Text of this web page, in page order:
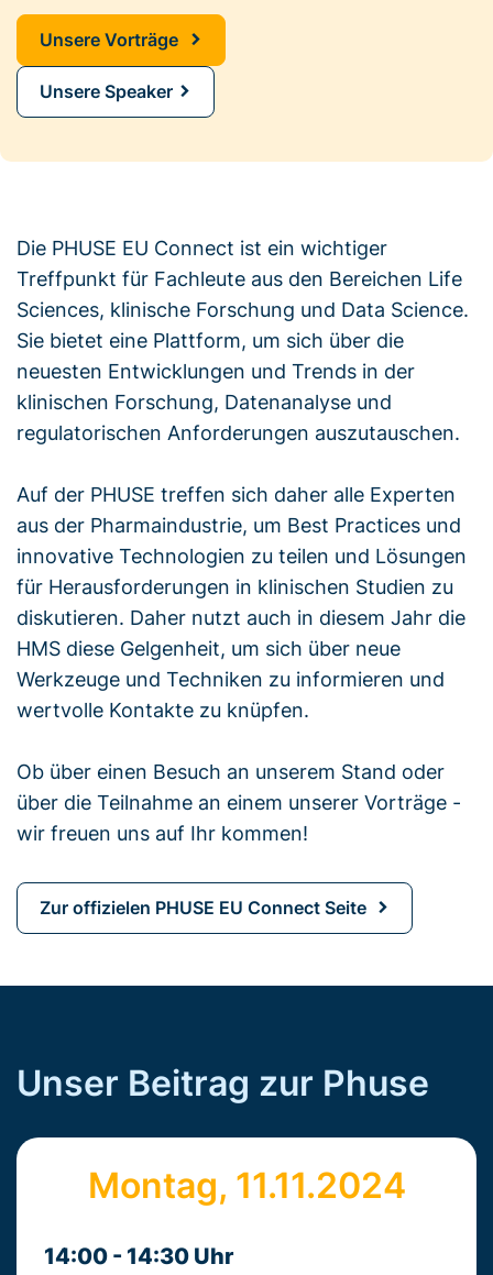
Unsere Vorträge
Unsere Speaker
Die PHUSE EU Connect ist ein wichtiger
Treffpunkt für Fachleute aus den Bereichen Life
Sciences, klinische Forschung und Data Science.
Sie bietet eine Plattform, um sich über die
neuesten Entwicklungen und Trends in der
klinischen Forschung, Datenanalyse und
regulatorischen Anforderungen auszutauschen.
Auf der PHUSE treffen sich daher alle Experten
aus der Pharmaindustrie, um Best Practices und
innovative Technologien zu teilen und Lösungen
für Herausforderungen in klinischen Studien zu
diskutieren. Daher nutzt auch in diesem Jahr die
HMS diese Gelgenheit, um sich über neue
Werkzeuge und Techniken zu informieren und
wertvolle Kontakte zu knüpfen​.
Ob über einen Besuch an unserem Stand oder
über die Teilnahme an einem unserer Vorträge -
wir freuen uns auf Ihr kommen!
Zur offizielen PHUSE EU Connect Seite
Unser Beitrag zur Phuse
Montag, 11.11.2024
14:00 - 14:30 Uhr